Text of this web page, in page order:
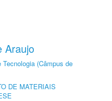
Araujo
(Câmpus de
DE MATERIAIS